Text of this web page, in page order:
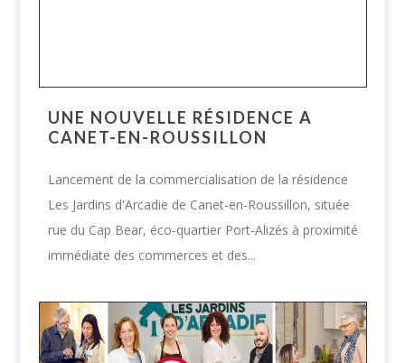
UNE NOUVELLE RÉSIDENCE A
CANET-EN-ROUSSILLON
Lancement de la commercialisation de la résidence
Les Jardins d'Arcadie de Canet-en-Roussillon, située
rue du Cap Bear, éco-quartier Port-Alizés à proximité
immédiate des commerces et des...